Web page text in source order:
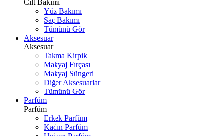
Cilt Bakımı
Yüz Bakımı
Saç Bakımı
Tümünü Gör
Aksesuar
Aksesuar
Takma Kirpik
Makyaj Fırçası
Makyaj Süngeri
Diğer Aksesuarlar
Tümünü Gör
Parfüm
Parfüm
Erkek Parfüm
Kadın Parfüm